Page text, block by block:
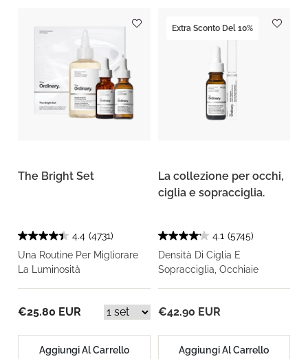
The Bright Set
4.4 (4731)
Una Routine Per Migliorare
La Luminosità
€25.80 EUR
Aggiungi Al Carrello
Extra Sconto Del 10%
La collezione per occhi,
ciglia e sopracciglia.
4.1 (5745)
Densità Di Ciglia E
Sopracciglia, Occhiaie
€42.90 EUR
Aggiungi Al Carrello